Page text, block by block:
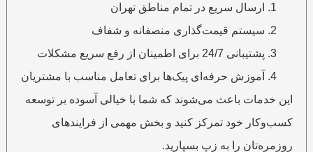
ارسال سریع در تمام مناطق تهران
سیستم قیمت‌گذاری منصفانه و شفاف
پشتیبانی 24/7 برای اطمینان از رفع سریع مشکلات
آموزش حرفه‌ای پیک‌ها برای تعامل مناسب با مشتریان
این خدمات باعث می‌شوند که شما با خیالی آسوده بر توسعه
کسب‌وکار خود تمرکز کنید و بخش مهمی از فرایندهای
روزمره‌تان را به زپ بسپارید.